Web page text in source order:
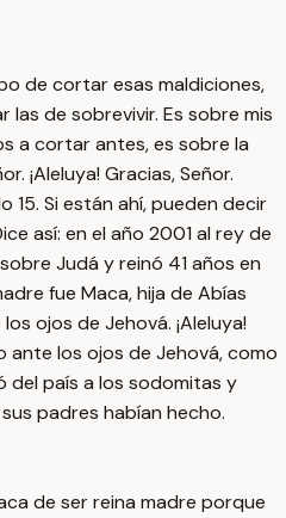
de cortar esas maldiciones,
las de sobrevivir. Es sobre mis
a cortar antes, es sobre la
¡Aleluya! Gracias, Señor.
15. Si están ahí, pueden decir
así: en el año 2001 al rey de
Judá y reinó 41 años en
fue Maca, hija de Abías
ojos de Jehová. ¡Aleluya!
ante los ojos de Jehová, como
del país a los sodomitas y
padres habían hecho.
de ser reina madre porque